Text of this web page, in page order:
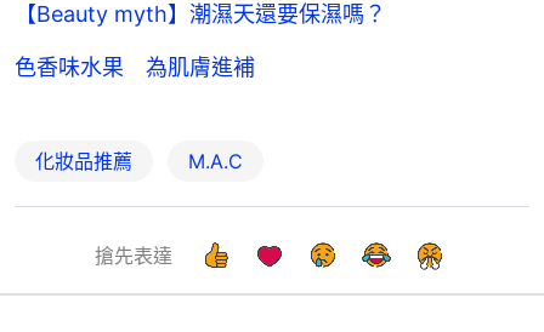
【Beauty myth】潮濕天還要保濕嗎？
色香味水果 為肌膚進補
化妝品推薦 M.A.C
搶先表達